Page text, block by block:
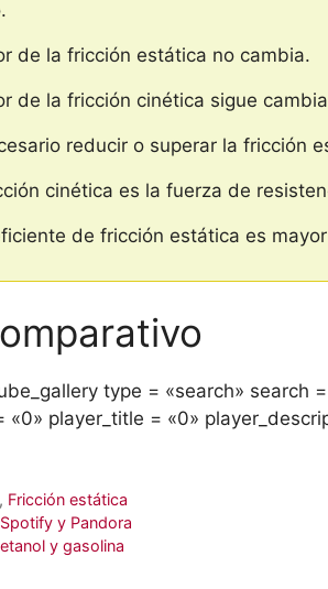
de la fricción estática no cambia.
de la fricción cinética sigue
reducir o superar la fricción
cinética es la fuerza de
de fricción estática es
type = «search» search
«0» player_title = «0»
, Fricción estática
y Pandora
y gasolina